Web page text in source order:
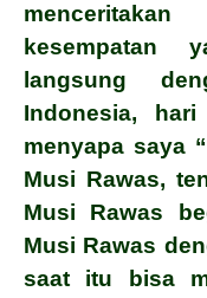
kesempatan
langsung
Indonesia,
menyapa saya
Musi Rawas,
Musi Rawas
Musi Rawas
saat itu bisa